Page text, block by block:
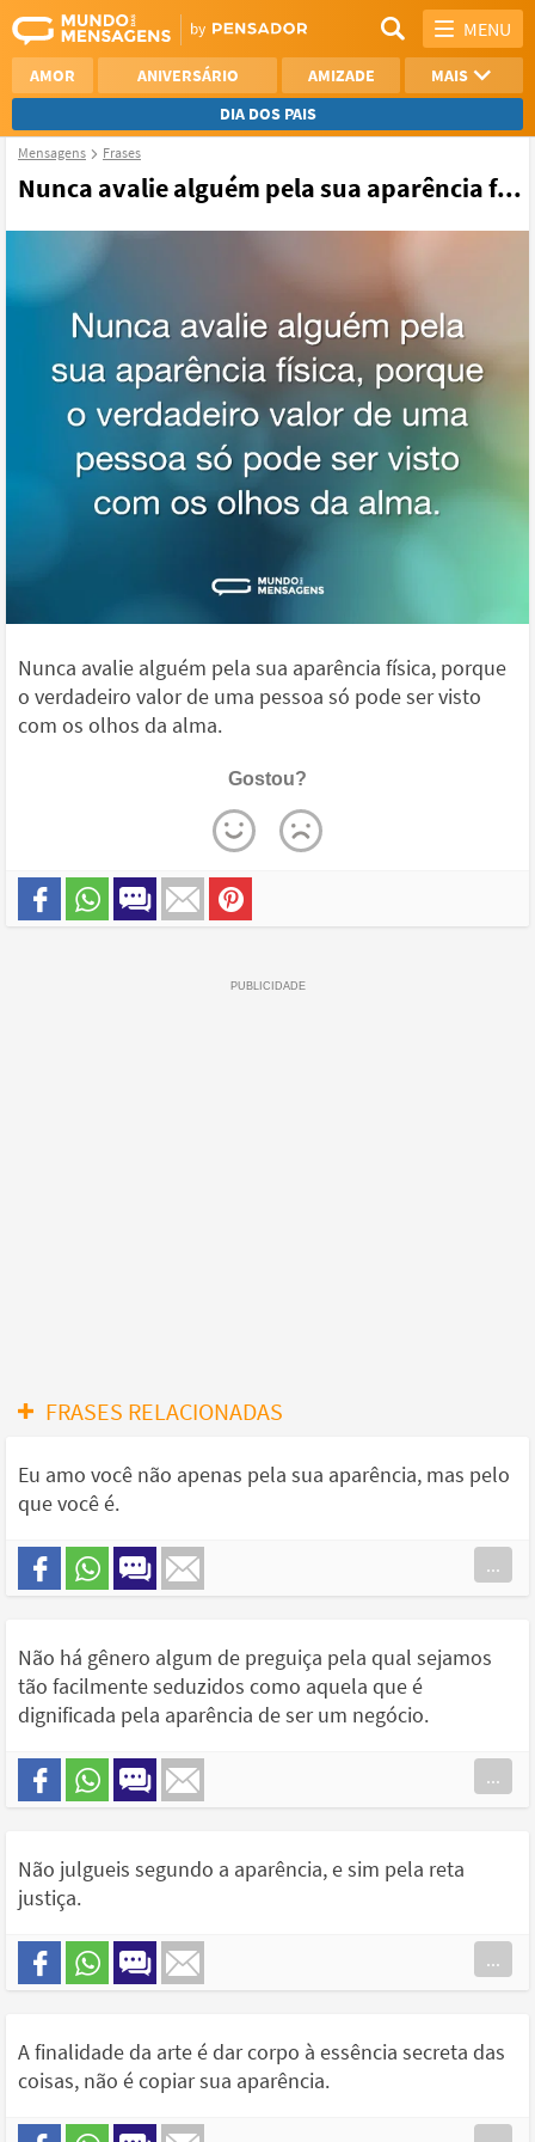
MENU
AMOR ANIVERSÁRIO AMIZADE
MAIS
DIA DOS PAIS
REFLEXÃO
AGRADECIMENTO
Mensagens Frases
Nunca avalie alguém pela sua aparência f...
Nunca avalie alguém pela sua aparência física, porque
o verdadeiro valor de uma pessoa só pode ser visto
com os olhos da alma.
Gostou?
FRASES RELACIONADAS
Eu amo você não apenas pela sua aparência, mas pelo
que você é.
...
Não há gênero algum de preguiça pela qual sejamos
tão facilmente seduzidos como aquela que é
dignificada pela aparência de ser um negócio.
...
Não julgueis segundo a aparência, e sim pela reta
justiça.
...
A finalidade da arte é dar corpo à essência secreta das
coisas, não é copiar sua aparência.